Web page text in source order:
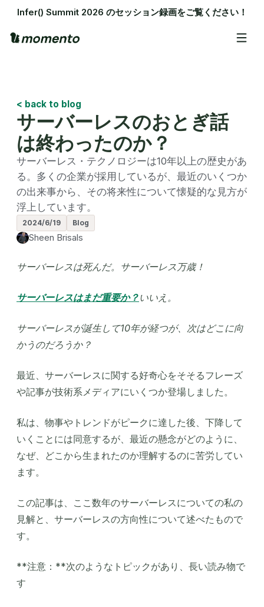
Infer() Summit 2026 のセッション録画をご覧ください！
< back to blog
サーバーレスのおとぎ話
は終わったのか？
サーバーレス・テクノロジーは10年以上の歴史があ
る。多くの企業が採用しているが、最近のいくつか
の出来事から、その将来性について懐疑的な見方が
浮上しています。
2024/6/19 Blog
Sheen Brisals
サーバーレスは死んだ。サーバーレス万歳！
サーバーレスはまだ重要か？いいえ。
サーバーレスが誕生して10年が経つが、次はどこに向
かうのだろうか？
最近、サーバーレスに関する好奇心をそそるフレーズ
や記事が技術系メディアにいくつか登場しました。
私は、物事やトレンドがピークに達した後、下降して
いくことには同意するが、最近の懸念がどのように、
なぜ、どこから生まれたのか理解するのに苦労してい
ます。
この記事は、ここ数年のサーバーレスについての私の
見解と、サーバーレスの方向性について述べたもので
す。
**注意：**次のようなトピックがあり、長い読み物で
す